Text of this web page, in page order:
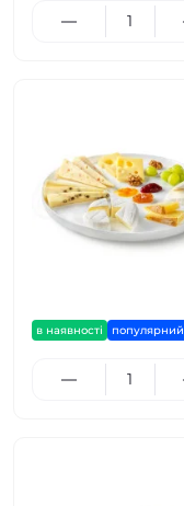
в наявності популярний